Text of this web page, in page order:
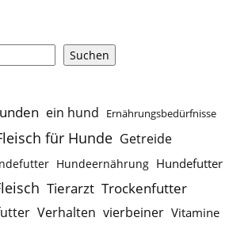
Suchen
ein hund Ernährungsbedürfnisse
für Hunde Getreide
Hundeernährung Hundefutter
Tierarzt Trockenfutter
Verhalten vierbeiner Vitamine